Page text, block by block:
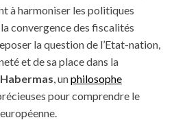
à harmoniser les politiques
convergence des fiscalités
la question de l’Etat-nation,
et de sa place dans la
Habermas , unphilosophe
pour comprendre le